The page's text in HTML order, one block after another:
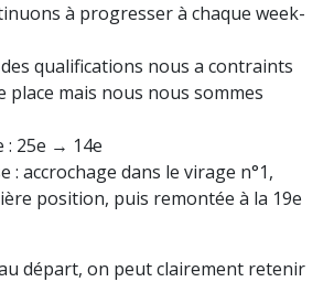
à progresser à chaque week-
qualifications nous a contraints
place mais nous nous sommes
: 25e → 14e
: accrochage dans le virage n°1,
position, puis remontée à la 19e
départ, on peut clairement retenir